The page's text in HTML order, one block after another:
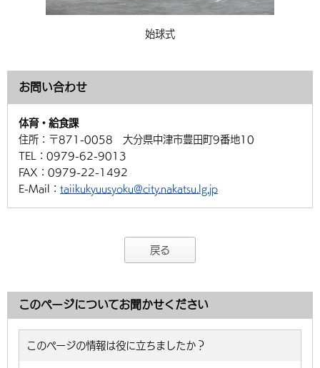
始球式
お問い合わせ
体育・給食課
住所： 〒871-0058 大分県中津市豊田町9番地10
TEL： 0979-62-9013
FAX： 0979-22-1492
E-Mail： taiikukyuusyoku@city.nakatsu.lg.jp
戻る
このページについてお聞かせください